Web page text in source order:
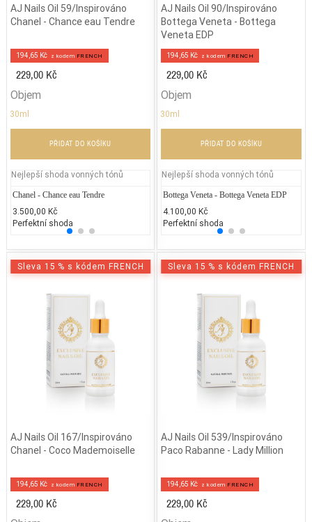
AJ Nails Oil 59/Inspirováno
Chanel - Chance eau Tendre
194,65 Kč z kodem FRENCH
229,00 Kč
Objem
30ml
PŘIDAT DO KOŠÍKU
Nejlepší shoda vonných tónů
Chanel - Chance eau Tendre
3.500,00 Kč
Perfektní shoda
Victoria's Secret - Bombshell
3.600,00 Kč
25% běžných vonných tónů
AJ Nails Oil 90/Inspirováno
Bottega Veneta - Bottega
Veneta EDP
194,65 Kč z kodem FRENCH
229,00 Kč
Objem
30ml
PŘIDAT DO KOŠÍKU
Nejlepší shoda vonných tónů
Bottega Veneta - Bottega Veneta EDP
4.100,00 Kč
Perfektní shoda
Sleva 15 % s kódem FRENCH
AJ Nails Oil 167/Inspirováno
Chanel - Coco Mademoiselle
194,65 Kč z kodem FRENCH
229,00 Kč
Sleva 15 % s kódem FRENCH
AJ Nails Oil 539/Inspirováno
Paco Rabanne - Lady Million
194,65 Kč z kodem FRENCH
229,00 Kč